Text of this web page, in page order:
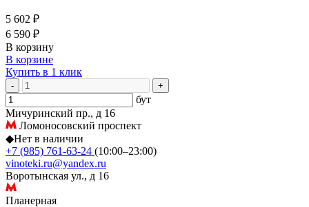
5 602 ₽
6 590 ₽
В корзину
В корзине
Купить в 1 клик
- +
бут
Мичуринский пр., д 16
Ломоносовский проспект
◆Нет в наличии
+7 (985) 761-63-24 (10:00–23:00)
vinoteki.ru@yandex.ru
Воротынская ул., д 16
Планерная